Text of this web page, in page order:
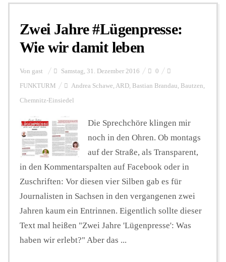
Personalien
Hintergrund
FUNKTURM-Beiträge
Podcast
Seminare
Unterstützen
Zwei Jahre #Lügenpresse:
Wie wir damit leben
Von gast Samstag, 31. Dezember 2016 0
FUNKTURM Andrea Schawe, ARD, Bastian Brandau, Bautzen,
Chemnitz-Einsiedel
Die Sprechchöre klingen mir
noch in den Ohren. Ob montags
auf der Straße, als Transparent,
in den Kommentarspalten auf Facebook oder in
Zuschriften: Vor diesen vier Silben gab es für
Journalisten in Sachsen in den vergangenen zwei
Jahren kaum ein Entrinnen. Eigentlich sollte dieser
Text mal heißen "Zwei Jahre 'Lügenpresse': Was
haben wir erlebt?" Aber das ...